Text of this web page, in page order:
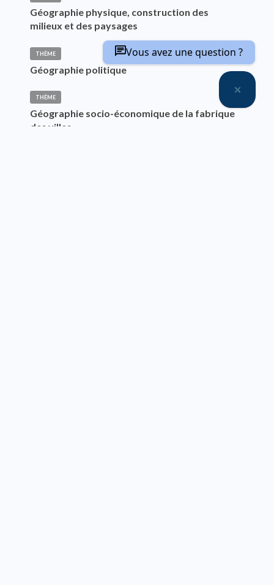
Géographie physique, construction des
milieux et des paysages
THÈME
Géographie politique
THÈME
Géographie socio-économique de la fabrique
des villes
Vous avez une question ?